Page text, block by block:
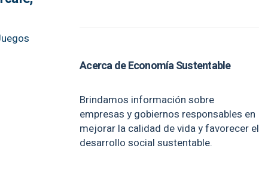
Acerca de Economía Sustentable
Brindamos información sobre
empresas y gobiernos responsables en
mejorar la calidad de vida y favorecer el
desarrollo social sustentable.